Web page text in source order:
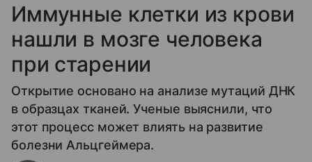
Иммунные клетки из крови
нашли в мозге человека
при старении
Открытие основано на анализе мутаций ДНК
в образцах тканей. Ученые выяснили, что
этот процесс может влиять на развитие
болезни Альцгеймера.